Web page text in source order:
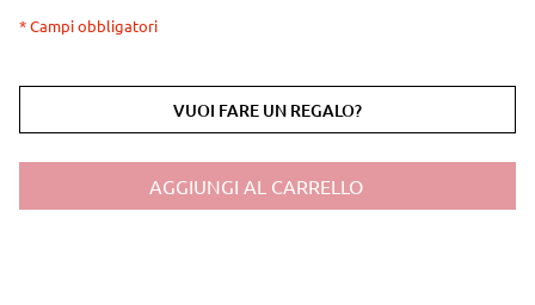
* Campi obbligatori
VUOI FARE UN REGALO?
AGGIUNGI AL CARRELLO